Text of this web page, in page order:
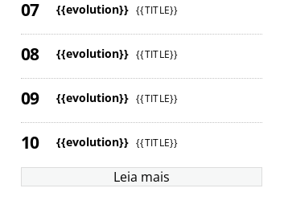
{{evolution}} {{TITLE}}
{{evolution}} {{TITLE}}
{{evolution}} {{TITLE}}
{{evolution}} {{TITLE}}
Leia mais